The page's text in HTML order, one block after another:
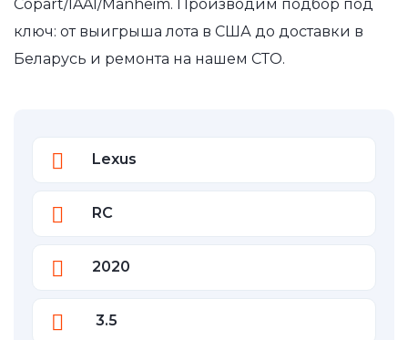
Copart/IAAI/Manheim. Производим подбор под
ключ: от выигрыша лота в США до доставки в
Беларусь и ремонта на нашем СТО.
Lexus
RC
2020
3.5